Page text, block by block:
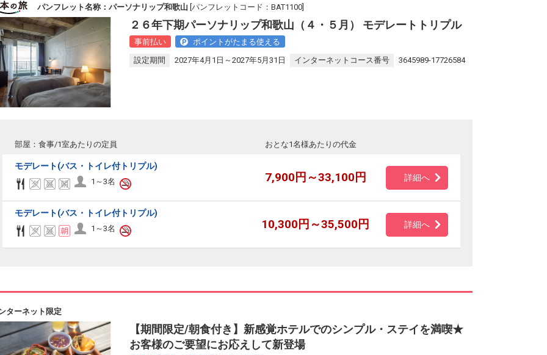
パンフレット名称：パーソナリップ和歌山 [パンフレットコード：BAT1100]
２６年下期パーソナリップ和歌山（４・５月） モデレートトリプル
事前払い
ポイントがたまる使える
設定期間
2027年4月1日～2027年5月31日 インターネットコース番号 3645989-17726584
部屋：食事/1室あたりの定員 おとな1名様あたりの代金
モデレート(バス・トイレ付トリプル)
1～3名 7,900円～33,100円 詳細へ
モデレート(バス・トイレ付トリプル)
1～3名 10,300円～35,500円 詳細へ
ターネット限定
【期間限定/朝食付き】新感覚ホテルでのシンプル・ステイを満喫★
お客様のご要望にお応えして新登場